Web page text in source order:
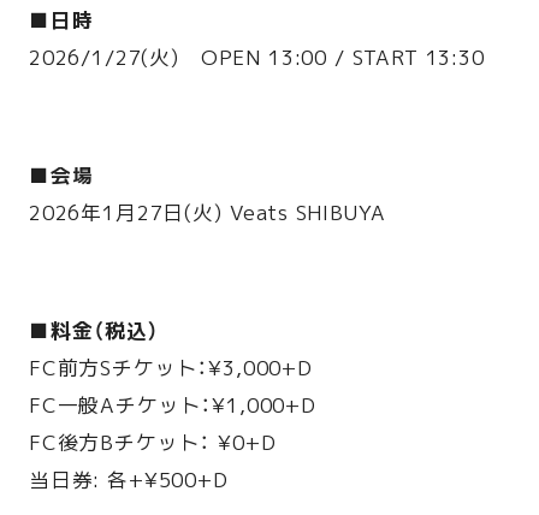
■日時
2026/1/27(火) OPEN 13:00 / START 13:30
■会場
2026年1月27日(火) Veats SHIBUYA
■料金（税込）
FC前方Sチケット：¥3,000+D
FC一般Aチケット：¥1,000+D
FC後方Bチケット： ¥0+D
当日券: 各+¥500+D